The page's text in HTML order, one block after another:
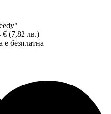
€ (7,82 лв.)
е безплатна